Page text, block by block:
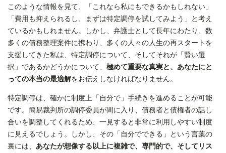
このような情報を見て、「これなら私にもできるかもしれない」
「費用も抑えられるし、まずは特定調停を試してみよう」と考え
ているかもしれません。しかし、弁護士として長年にわたり、数
多くの債務整理案件に携わり、多くの人々の人生の再スタートを
支援してきた私は、特定調停について、そしてそれが「賢い選
択」であるかどうかについて、 極めて重要な真実と、あなたにと
っての本当の最適解をお伝えしなければなりません。
特定調停は、確かに制度上「自分で」手続きを進めることが可能
です。簡易裁判所の調停委員が間に入り、債務者と債権者の話し
合いを調整してくれるため、一見すると非常に利用しやすい制度
に見えるでしょう。しかし、その「自分でできる」という言葉の
裏には、 あなたが想像する以上に複雑で、専門的で、そしてリス